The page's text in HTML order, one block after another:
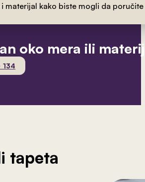
materijal kako biste mogli da
oko mera ili
134
tapeta